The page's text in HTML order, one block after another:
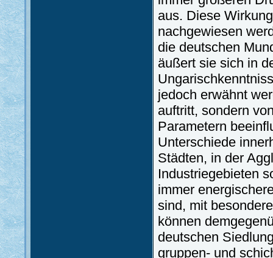
aus. Diese
nachgewiesen
die deutschen
äußert sie sich in
jedoch erwähnt
auftritt, sondern
Parametern
Unterschiede
Städten, in der
Industriegebieten
immer
sind, mit
können
deutschen
gruppen- und